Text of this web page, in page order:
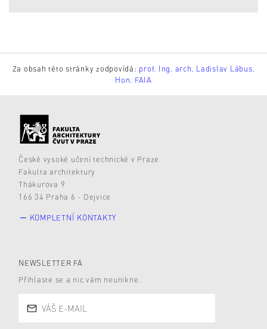
Za obsah této stránky zodpovídá: prof. Ing. arch. Ladislav Lábus,
Hon. FAIA
České vysoké učení technické v Praze
Fakulta architektury
Thákurova 9
166 34 Praha 6 - Dejvice
KOMPLETNÍ KONTAKTY
NEWSLETTER FA
Přihlaste se a nic vám neunikne.